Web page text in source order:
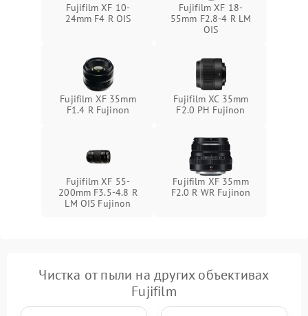
Fujifilm XF 10-
24mm F4 R OIS
Fujifilm XF 18-
55mm F2.8-4 R LM
OIS
Fujifilm XF 35mm
F1.4 R Fujinon
Fujifilm XC 35mm
F2.0 PH Fujinon
Fujifilm XF 55-
200mm F3.5-4.8 R
LM OIS Fujinon
Fujifilm XF 35mm
F2.0 R WR Fujinon
Чистка от пыли на других объективах
Fujifilm